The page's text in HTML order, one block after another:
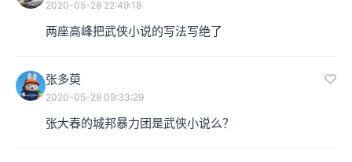
2020-05-28 22:49:18
两座高峰把武侠小说的写法写绝了
张多萸
2020-05-28 09:33:29
张大春的城邦暴力团是武侠小说么？